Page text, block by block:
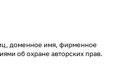
доменное имя, фирменное
об охране авторских прав.